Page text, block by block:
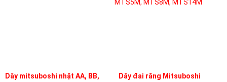
Dây mitsuboshi nhật AA, BB,
Dây đai răng Mitsuboshi